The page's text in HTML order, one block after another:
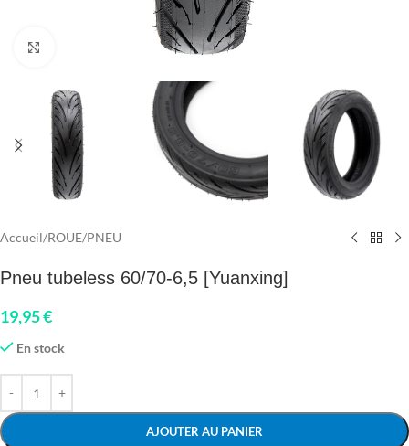
Accueil/ROUE/PNEU
Pneu tubeless 60/70-6,5 [Yuanxing]
19,95€
En stock
AJOUTER AU PANIER